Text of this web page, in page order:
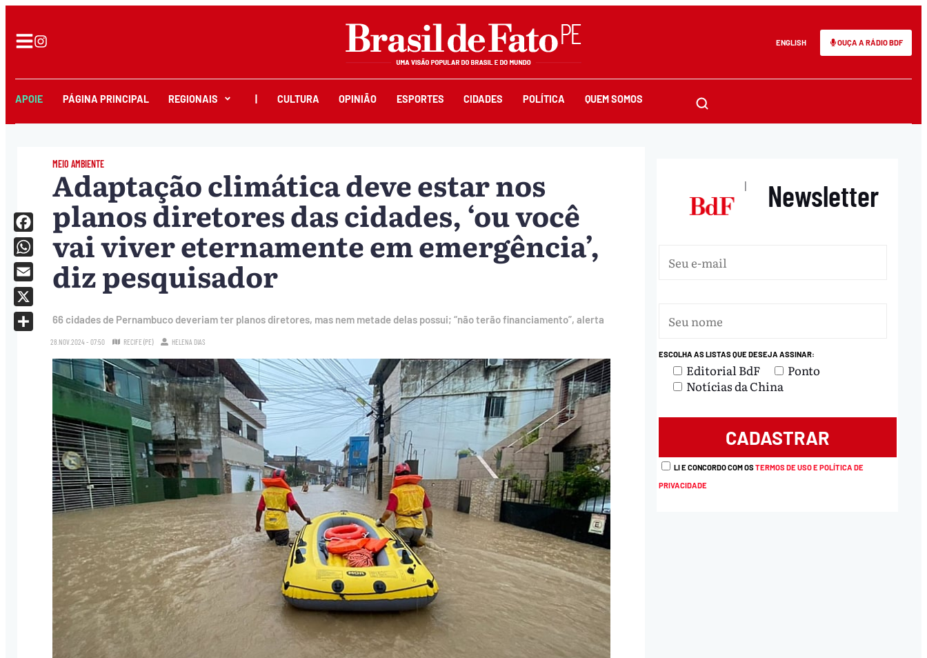
ENGLISH OUÇA A RÁDIO BDF
APOIE PÁGINA PRINCIPAL REGIONAIS CULTURA OPINIÃO ESPORTES CIDADES POLÍTICA QUEM SOMOS
MEIO AMBIENTE
Adaptação climática deve estar nos
planos diretores das cidades, ‘ou você
vai viver eternamente em emergência’,
diz pesquisador
66 cidades de Pernambuco deveriam ter planos diretores, mas nem metade delas possui; “não terão financiamento”, alerta
28.NOV.2024 - 07:50 RECIFE (PE) HELENA DIAS
Facebook
WhatsApp
Email
X
| Newsletter
ESCOLHA AS LISTAS QUE DESEJA ASSINAR:
Editorial BdF
Ponto
Notícias da China
LI E CONCORDO COM OSTERMOS DE USO E POLÍTICA DE
PRIVACIDADE